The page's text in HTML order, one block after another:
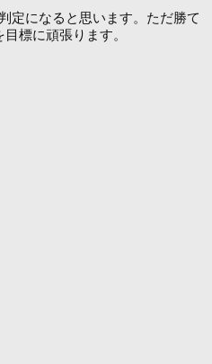
になると思います。ただ勝て
標に頑張ります。